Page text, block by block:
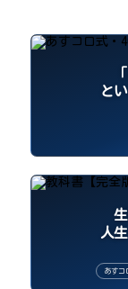
と
人
あすコ